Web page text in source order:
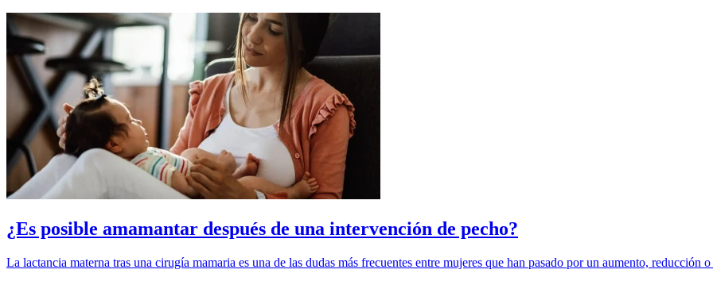
¿Es posible amamantar después de una intervención de pecho?
La lactancia materna tras una cirugía mamaria es una de las dudas más frecuentes entre mujeres que han pasado por un aumento, reducción